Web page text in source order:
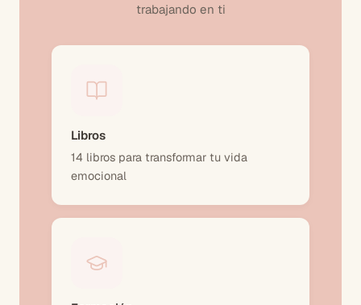
trabajando en ti
Libros
14 libros para transformar tu vida
emocional